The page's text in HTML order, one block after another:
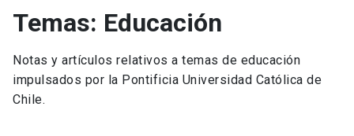
Facultades, escuelas e
institutos
Investigación
Temas: Educación
Notas y artículos relativos a temas de educación
impulsados por la Pontificia Universidad Católica de
Chile.